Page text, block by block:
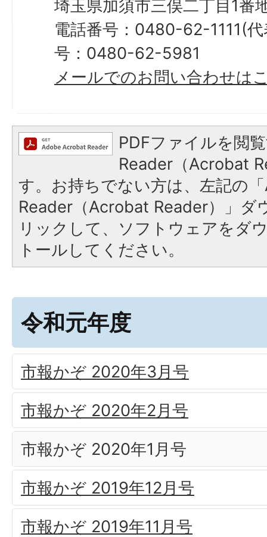
埼玉県加須市三俣二丁目1番
電話番号：0480-62-1111(
号：0480-62-5981
メールでのお問い合わせは
PDFファイルを閲
Reader（Acrobat
す。お持ちでない方は、左記の
Reader（Acrobat Reader）」ダ
リックして、ソフトウェアをダ
トールしてください。
令和元年度
市報かぞ 2020年3月号
市報かぞ 2020年2月号
市報かぞ 2020年1月号
市報かぞ 2019年12月号
市報かぞ 2019年11月号